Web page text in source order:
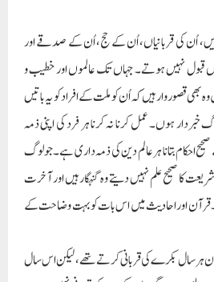
اُن کی قربانیاں، اُن کے حج، اُن کے صدقے اور
قبول نہیں ہوتے۔ جہاں تک عالموں اور خطیب و
بھی قصور وار ہیں کہ اُن کو ملت کے افراد کو یہ باتیں
ہوں۔ عمل کرنا نہ کرنا ہر فرد کی اپنی ذمہ
احکام بتانا ہر عالم دین کی ذمہ داری ہے۔جو لوگ
کا صحیح علم نہیں دیتے وہ گنہگار ہیں اور آخرت
قرآن اور احادیث میں اس بات کو بہت وضاحت کے
ہر سال بکرے کی قربانی کرتے تھے، لیکن اس سال